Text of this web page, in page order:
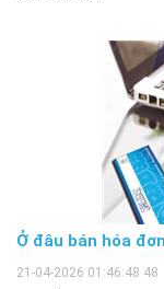
Ở đâu bán hóa
21-04-2026 01:46:48 48